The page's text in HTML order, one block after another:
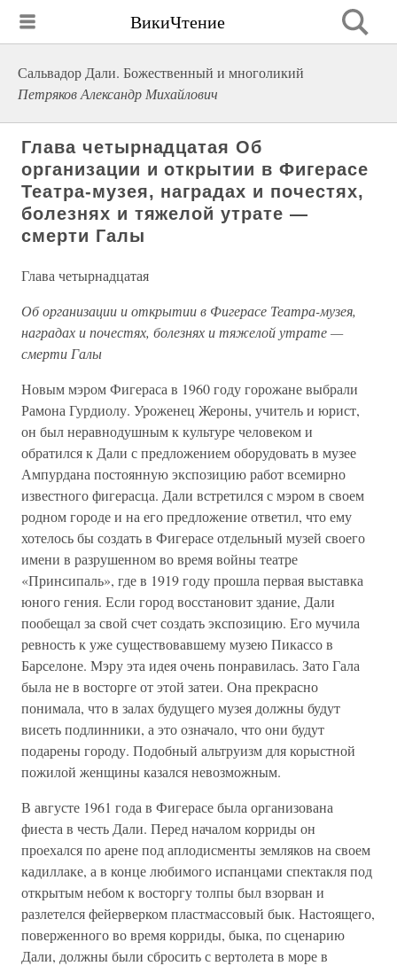
ВикиЧтение
Сальвадор Дали. Божественный и многоликий
Петряков Александр Михайлович
Глава четырнадцатая Об
организации и открытии в Фигерасе
Театра-музея, наградах и почестях,
болезнях и тяжелой утрате —
смерти Галы
Глава четырнадцатая
Об организации и открытии в Фигерасе Театра-музея,
наградах и почестях, болезнях и тяжелой утрате —
смерти Галы
Новым мэром Фигераса в 1960 году горожане выбрали
Рамона Гурдиолу. Уроженец Жероны, учитель и юрист,
он был неравнодушным к культуре человеком и
обратился к Дали с предложением оборудовать в музее
Ампурдана постоянную экспозицию работ всемирно
известного фигерасца. Дали встретился с мэром в своем
родном городе и на его предложение ответил, что ему
хотелось бы создать в Фигерасе отдельный музей своего
имени в разрушенном во время войны театре
«Принсипаль», где в 1919 году прошла первая выставка
юного гения. Если город восстановит здание, Дали
пообещал за свой счет создать экспозицию. Его мучила
ревность к уже существовавшему музею Пикассо в
Барселоне. Мэру эта идея очень понравилась. Зато Гала
была не в восторге от этой затеи. Она прекрасно
понимала, что в залах будущего музея должны будут
висеть подлинники, а это означало, что они будут
подарены городу. Подобный альтруизм для корыстной
пожилой женщины казался невозможным.
В августе 1961 года в Фигерасе была организована
фиеста в честь Дали. Перед началом корриды он
проехался по арене под аплодисменты земляков на своем
кадиллаке, а в конце любимого испанцами спектакля под
открытым небом к восторгу толпы был взорван и
разлетелся фейерверком пластмассовый бык. Настоящего,
поверженного во время корриды, быка, по сценарию
Дали, должны были сбросить с вертолета в море в